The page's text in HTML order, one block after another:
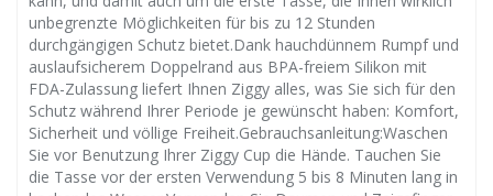
unbegrenzte Möglichkeiten für bis zu 12 Stunden
durchgängigen Schutz bietet.Dank hauchdünnem Rumpf und
auslaufsicherem Doppelrand aus BPA-freiem Silikon mit
FDA-Zulassung liefert Ihnen Ziggy alles, was Sie sich für den
Schutz während Ihrer Periode je gewünscht haben: Komfort,
Sicherheit und völlige Freiheit.Gebrauchsanleitung:Waschen
Sie vor Benutzung Ihrer Ziggy Cup die Hände. Tauchen Sie
die Tasse vor der ersten Verwendung 5 bis 8 Minuten lang in